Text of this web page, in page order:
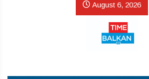
August 6, 2026